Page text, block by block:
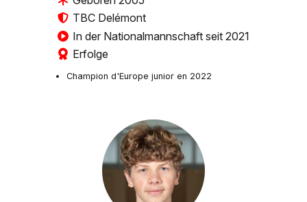
TBC Delémont
In der Nationalmannschaft seit 2021
Erfolge
Champion d'Europe junior en 2022